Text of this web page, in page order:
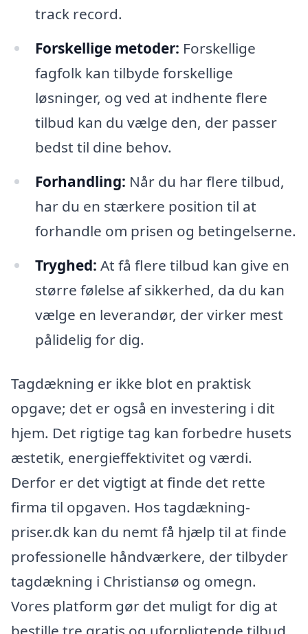
track record.
Forskellige metoder: Forskellige
fagfolk kan tilbyde forskellige
løsninger, og ved at indhente flere
tilbud kan du vælge den, der passer
bedst til dine behov.
Forhandling: Når du har flere tilbud,
har du en stærkere position til at
forhandle om prisen og betingelserne.
Tryghed: At få flere tilbud kan give en
større følelse af sikkerhed, da du kan
vælge en leverandør, der virker mest
pålidelig for dig.
Tagdækning er ikke blot en praktisk
opgave; det er også en investering i dit
hjem. Det rigtige tag kan forbedre husets
æstetik, energieffektivitet og værdi.
Derfor er det vigtigt at finde det rette
firma til opgaven. Hos tagdækning-
priser.dk kan du nemt få hjælp til at finde
professionelle håndværkere, der tilbyder
tagdækning i Christiansø og omegn.
Vores platform gør det muligt for dig at